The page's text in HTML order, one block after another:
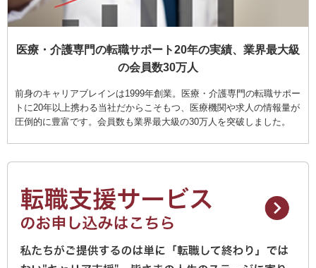
医療・介護専門の転職サポート20年の実績、業界最大級
の会員数30万人
前身のキャリアブレインは1999年創業。医療・介護専門の転職サポー
トに20年以上携わる当社だからこそもつ、医療機関や求人の情報量が
圧倒的に豊富です。会員数も業界最大級の30万人を突破しました。